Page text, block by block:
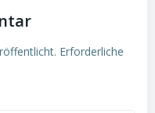
Erforderliche